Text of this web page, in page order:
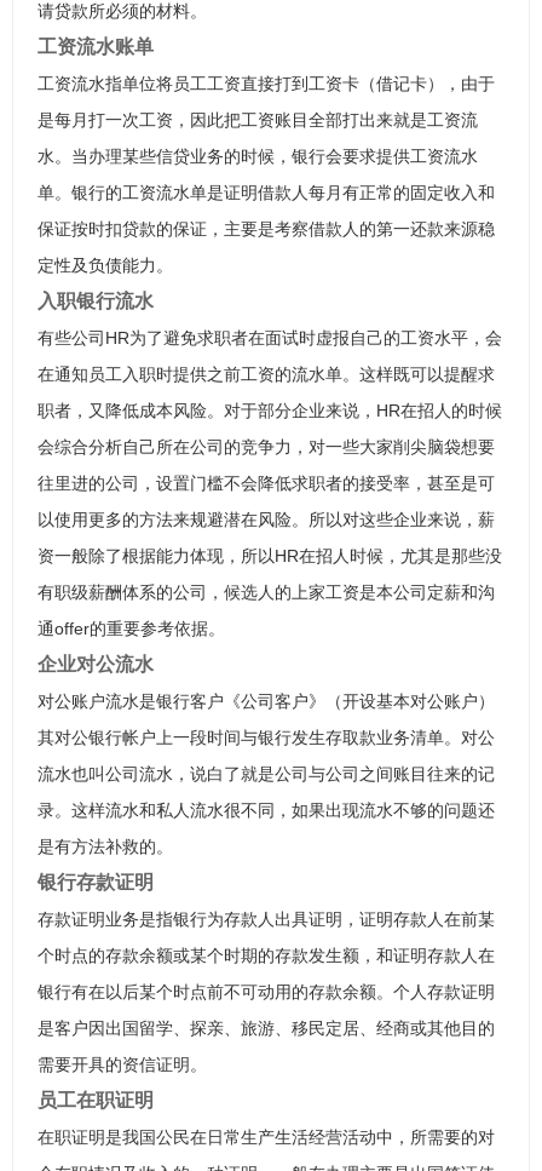
请贷款所必须的材料。
工资流水账单
工资流水指单位将员工工资直接打到工资卡（借记卡），由于
是每月打一次工资，因此把工资账目全部打出来就是工资流
水。当办理某些信贷业务的时候，银行会要求提供工资流水
单。银行的工资流水单是证明借款人每月有正常的固定收入和
保证按时扣贷款的保证，主要是考察借款人的第一还款来源稳
定性及负债能力。
入职银行流水
有些公司HR为了避免求职者在面试时虚报自己的工资水平，会
在通知员工入职时提供之前工资的流水单。这样既可以提醒求
职者，又降低成本风险。对于部分企业来说，HR在招人的时候
会综合分析自己所在公司的竞争力，对一些大家削尖脑袋想要
往里进的公司，设置门槛不会降低求职者的接受率，甚至是可
以使用更多的方法来规避潜在风险。所以对这些企业来说，薪
资一般除了根据能力体现，所以HR在招人时候，尤其是那些没
有职级薪酬体系的公司，候选人的上家工资是本公司定薪和沟
通offer的重要参考依据。
企业对公流水
对公账户流水是银行客户《公司客户》（开设基本对公账户）
其对公银行帐户上一段时间与银行发生存取款业务清单。对公
流水也叫公司流水，说白了就是公司与公司之间账目往来的记
录。这样流水和私人流水很不同，如果出现流水不够的问题还
是有方法补救的。
银行存款证明
存款证明业务是指银行为存款人出具证明，证明存款人在前某
个时点的存款余额或某个时期的存款发生额，和证明存款人在
银行有在以后某个时点前不可动用的存款余额。个人存款证明
是客户因出国留学、探亲、旅游、移民定居、经商或其他目的
需要开具的资信证明。
员工在职证明
在职证明是我国公民在日常生产生活经营活动中，所需要的对